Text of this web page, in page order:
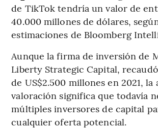
de TikTok tendría un valor de
40.000 millones de dólares,
estimaciones de Bloomberg
Aunque la firma de inversión de
Liberty Strategic Capital,
de US$2.500 millones en 2021, la
valoración significa que todavía
múltiples inversores de capital
cualquier oferta potencial.